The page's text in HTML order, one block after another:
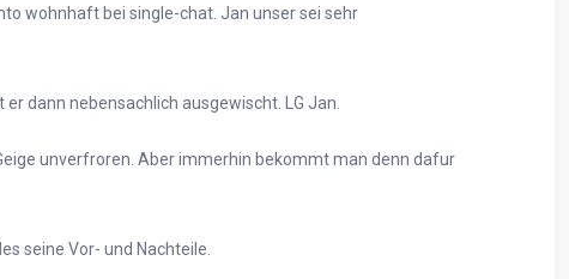
wohnhaft bei single-chat. Jan unser sei sehr
dann nebensachlich ausgewischt. LG Jan.
unverfroren. Aber immerhin bekommt man denn dafur
seine Vor- und Nachteile.